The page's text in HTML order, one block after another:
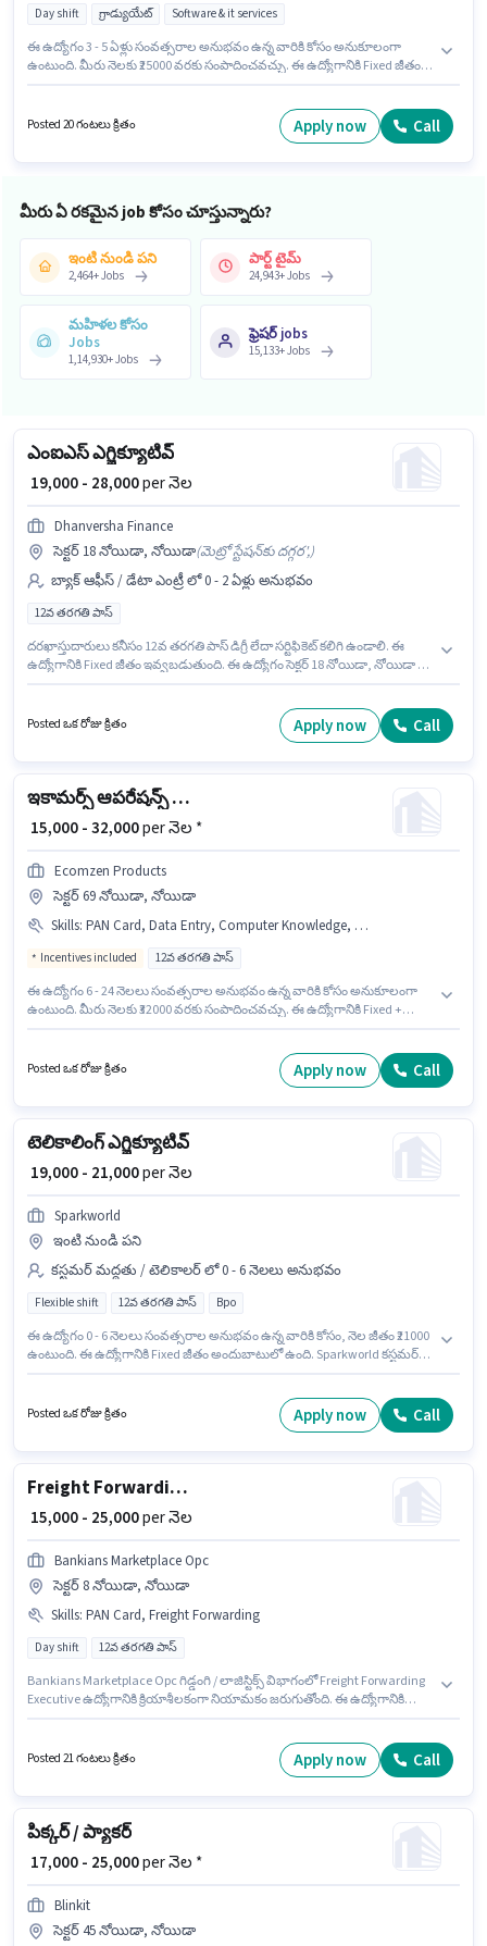
Day shift గ్రాడ్యుయేట్ Software & it services
ఈ ఉద్యోగం 3 - 5 ఏళ్లు సంవత్సరాల అనుభవం ఉన్న వారికి కోసం అనుకూలంగా
ఉంటుంది. మీరు నెలకు ₹25000 వరకు సంపాదించవచ్చు. ఈ ఉద్యోగానికి Fixed జీతం
Domestic Calling, Query Resolution వంటి నైపుణ్యాలు ఉండాలి. ఈ ఉద్యోగం
Full Time ప్రాతిపదికపై, DAY shift మరియు వారానికి 6 days working ఉన్నాయి. ఈ
Posted 20 గంటలు క్రితం Apply now Call
మీరు ఏ రకమైన job కోసం చూస్తున్నారు?
ఇంటి నుండి పని
2,464+Jobs
పార్ట్ టైమ్
24,943+Jobs
మహిళల కోసం
Jobs
1,14,930+Jobs
ఫ్రెషర్ jobs
15,133+Jobs
ఎంఐఎస్ ఎగ్జిక్యూటివ్
₹ 19,000 - 28,000per నెల
Dhanversha Finance
సెక్టర్ 18 నోయిడా, నోయిడా(మెట్రో స్టేషన్‌కు దగ్గర',)
బ్యాక్ ఆఫీస్ / డేటా ఎంట్రీ లో 0 - 2 ఏళ్లు అనుభవం
12వ తరగతి పాస్
దరఖాస్తుదారులు కనీసం 12వ తరగతి పాస్ డిగ్రీ లేదా సర్టిఫికెట్ కలిగి ఉండాలి. ఈ
ఉద్యోగానికి Fixed జీతం ఇవ్వబడుతుంది. ఈ ఉద్యోగం సెక్టర్ 18 నోయిడా, నోయిడా లో
ఎంఐఎస్ ఎగ్జిక్యూటివ్ గా చేరండి. ఈ ఉద్యోగం 0 - 2 ఏళ్లు సంవత్సరాల అనుభవం
Posted ఒక రోజు క్రితం Apply now Call
ఇకామర్స్ ఆపరేషన్స్ ఎగ్జిక్యూటివ్
₹ 15,000 - 32,000per నెల *
Ecomzen Products
సెక్టర్ 69 నోయిడా, నోయిడా
Skills: PAN Card, Data Entry, Computer Knowledge, Aadhar Card, Bank Account
Incentives included 12వ తరగతి పాస్
ఈ ఉద్యోగం 6 - 24 నెలలు సంవత్సరాల అనుభవం ఉన్న వారికి కోసం అనుకూలంగా
ఉంటుంది. మీరు నెలకు ₹32000 వరకు సంపాదించవచ్చు. ఈ ఉద్యోగానికి Fixed +
వద్ద Computer Knowledge, Data Entry ఉండాలి. ఈ ఖాళీ సెక్టర్ 69 నోయిడా,
నోయిడా లో ఉంది. ఈ ఉద్యోగానికి అవసరమైన డాక్యుమెంట్లు PAN Card, Aadhar
Posted ఒక రోజు క్రితం Apply now Call
టెలికాలింగ్ ఎగ్జిక్యూటివ్
₹ 19,000 - 21,000per నెల
Sparkworld
ఇంటి నుండి పని
కస్టమర్ మద్దతు / టెలికాలర్ లో 0 - 6 నెలలు అనుభవం
Flexible shift 12వ తరగతి పాస్ Bpo
ఈ ఉద్యోగం 0 - 6 నెలలు సంవత్సరాల అనుభవం ఉన్న వారికి కోసం, నెల జీతం ₹21000
ఉంటుంది. ఈ ఉద్యోగానికి Fixed జీతం అందుబాటులో ఉంది. Sparkworld కస్టమర్
సర్టిఫికెట్ కలిగి ఉండాలి. ఇది Full Time / పార్ట్ టైమ్ ఉద్యోగం, ఇందులో FLEXIBLE
Posted ఒక రోజు క్రితం Apply now Call
Freight Forwarding Executive
₹ 15,000 - 25,000per నెల
Bankians Marketplace Opc
సెక్టర్ 8 నోయిడా, నోయిడా
Skills: PAN Card, Freight Forwarding
Day shift 12వ తరగతి పాస్
Bankians Marketplace Opc గిడ్డంగి / లాజిస్టిక్స్ విభాగంలో Freight Forwarding
Executive ఉద్యోగానికి క్రియాశీలకంగా నియామకం జరుగుతోంది. ఈ ఉద్యోగానికి
తరగతి పాస్ డిగ్రీ లేదా సర్టిఫికెట్ కలిగి ఉండాలి. ఈ ఉద్యోగానికి ముఖ్యమైన
Posted 21 గంటలు క్రితం Apply now Call
పిక్కర్ / ప్యాకర్
₹ 17,000 - 25,000per నెల *
Blinkit
సెక్టర్ 45 నోయిడా, నోయిడా